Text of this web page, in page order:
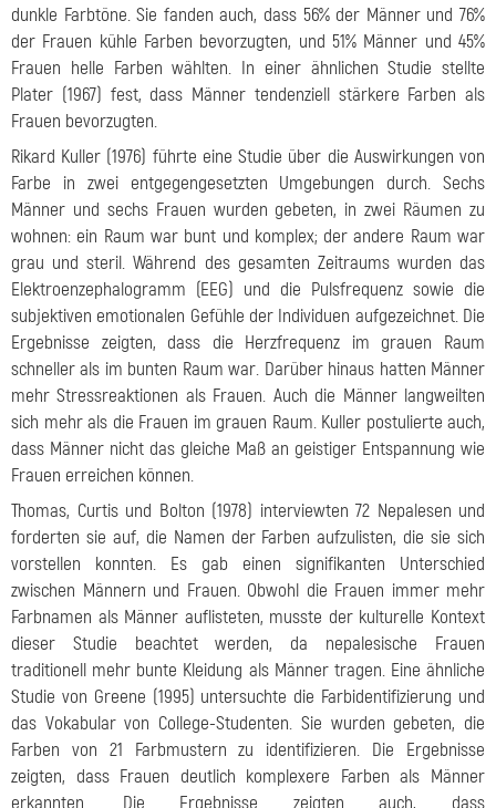
dunkle Farbtöne. Sie fanden auch, dass 56% der Männer und 76%
der Frauen kühle Farben bevorzugten, und 51% Männer und 45%
Frauen helle Farben wählten. In einer ähnlichen Studie stellte
Plater (1967) fest, dass Männer tendenziell stärkere Farben als
Frauen bevorzugten.
Rikard Kuller (1976) führte eine Studie über die Auswirkungen von
Farbe in zwei entgegengesetzten Umgebungen durch. Sechs
Männer und sechs Frauen wurden gebeten, in zwei Räumen zu
wohnen: ein Raum war bunt und komplex; der andere Raum war
grau und steril. Während des gesamten Zeitraums wurden das
Elektroenzephalogramm (EEG) und die Pulsfrequenz sowie die
subjektiven emotionalen Gefühle der Individuen aufgezeichnet. Die
Ergebnisse zeigten, dass die Herzfrequenz im grauen Raum
schneller als im bunten Raum war. Darüber hinaus hatten Männer
mehr Stressreaktionen als Frauen. Auch die Männer langweilten
sich mehr als die Frauen im grauen Raum. Kuller postulierte auch,
dass Männer nicht das gleiche Maß an geistiger Entspannung wie
Frauen erreichen können.
Thomas, Curtis und Bolton (1978) interviewten 72 Nepalesen und
forderten sie auf, die Namen der Farben aufzulisten, die sie sich
vorstellen konnten. Es gab einen signifikanten Unterschied
zwischen Männern und Frauen. Obwohl die Frauen immer mehr
Farbnamen als Männer auflisteten, musste der kulturelle Kontext
dieser Studie beachtet werden, da nepalesische Frauen
traditionell mehr bunte Kleidung als Männer tragen. Eine ähnliche
Studie von Greene (1995) untersuchte die Farbidentifizierung und
das Vokabular von College-Studenten. Sie wurden gebeten, die
Farben von 21 Farbmustern zu identifizieren. Die Ergebnisse
zeigten, dass Frauen deutlich komplexere Farben als Männer
erkannten. Die Ergebnisse zeigten auch, dass